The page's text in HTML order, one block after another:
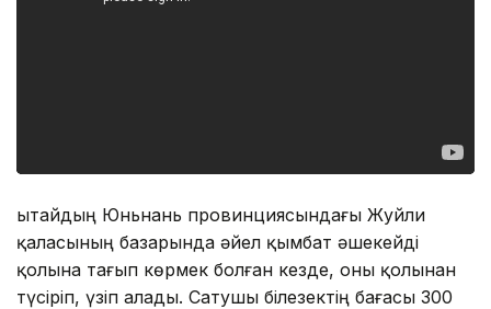
Қытайдың Юньнань провинциясындағы Жуйли
қаласының базарында әйел қымбат әшекейді
қолына тағып көрмек болған кезде, оны қолынан
түсіріп, үзіп алады. Сатушы білезектің бағасы 300